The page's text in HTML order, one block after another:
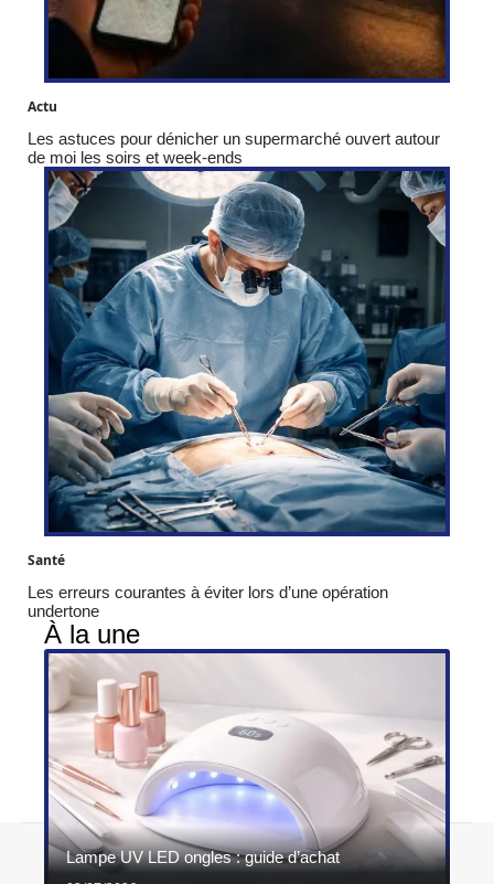
Actu
Les astuces pour dénicher un supermarché ouvert autour
de moi les soirs et week-ends
Santé
Les erreurs courantes à éviter lors d’une opération
undertone
À la une
Lampe UV LED ongles : guide d’achat
Contact Mentions légales Sitemap